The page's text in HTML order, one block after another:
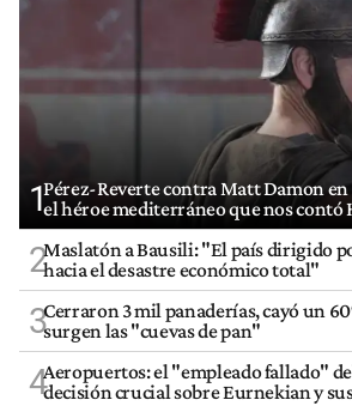
1Pérez-Reverte contra Matt Damon en
el héroe mediterráneo que nos contó
2Maslatón a Bausili: "El país dirigido
hacia el desastre económico total"
3Cerraron 3 mil panaderías, cayó un
surgen las "cuevas de pan"
4Aeropuertos: el "empleado fallado"
decisión crucial sobre Eurnekian y